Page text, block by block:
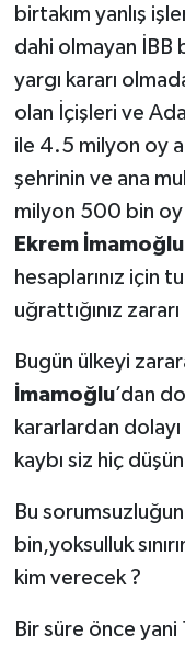
birtakım yanlış
dahi olmayan İBB
yargı kararı
olan İçişleri ve
ile 4.5 milyon oy
şehrinin ve ana
milyon 500 bin oy
Ekrem
hesaplarınız için
uğrattığınız zararı
Bugün ülkeyi
İmamoğlu’dan
kararlardan
kaybı siz hiç
Bu
bin,yoksulluk
kim verecek ?
Bir süre önce